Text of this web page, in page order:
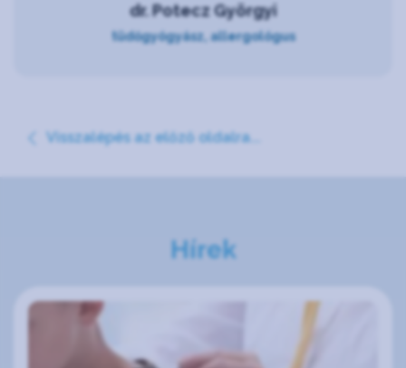
dr. Potecz Györgyi
tüdőgyógyász, allergológus
Visszalépés az előző oldalra...
Hírek